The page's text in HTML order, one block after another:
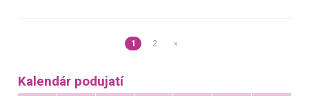
1 2 »
Kalendár podujatí